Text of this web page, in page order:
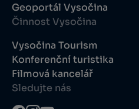
Geoportál Vysočina
Činnost Vysočina
Vysočina Tourism
Konferenční turistika
Filmová kancelář
Sledujte nás